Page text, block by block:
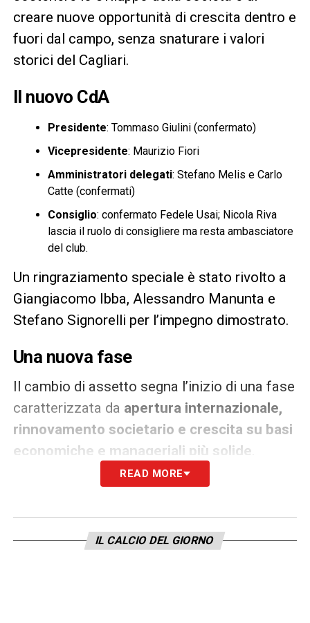
creare nuove opportunità di crescita dentro e
fuori dal campo, senza snaturare i valori
storici del Cagliari.
Il nuovo CdA
Presidente: Tommaso Giulini (confermato)
Vicepresidente: Maurizio Fiori
Amministratori delegati: Stefano Melis e Carlo
Catte (confermati)
Consiglio: confermato Fedele Usai; Nicola Riva
lascia il ruolo di consigliere ma resta ambasciatore
del club.
Un ringraziamento speciale è stato rivolto a
Giangiacomo Ibba, Alessandro Manunta e
Stefano Signorelli per l’impegno dimostrato.
Una nuova fase
Il cambio di assetto segna l’inizio di una fase
caratterizzata da apertura internazionale,
rinnovamento societario e crescita su basi
economiche e manageriali più solide
LEGGI ANCHE –Ultime Notizie Serie A:
campionato italiano
READ MORE
IL CALCIO DEL GIORNO